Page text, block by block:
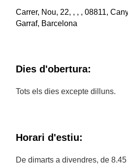
Carrer, Nou, 22, , , , 08811,
Garraf, Barcelona
Dies d'obertura:
Tots els dies excepte dilluns.
Horari d'estiu:
De dimarts a divendres, de